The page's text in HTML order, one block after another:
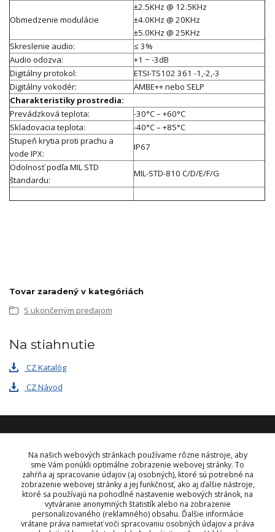
Obmedzenie modulácie
±2.5KHz @ 12.5KHz
±4.0KHz @ 20KHz
±5.0KHz @ 25KHz
Skreslenie audio:
≤ 3%
Audio odozva:
+1 ~ -3dB
Digitálny protokol:
ETSI-TS102 361 -1,-2,-3
Digitálny vokodér:
AMBE++ nebo SELP
Charakteristiky prostredia:
Prevádzková teplota:
-30°C – +60°C
Skladovacia teplota:
-40°C – +85°C
Stupeň krytia proti prachu a
vode IPX:
IP67
Odolnosť podľa MIL STD
štandardu:
MIL-STD-810 C/D/E/F/G
Tovar zaradený v kategóriách
S ukončeným predajom
Na stiahnutie
CZ Katalóg
CZ Návod
KONTAKT
OBJEDNÁVKY A INFORMÁCIE
+421 948 229 224
info@vysielacky.com
Na našich webových stránkach používame rôzne nástroje, aby
sme Vám ponúkli optimálne zobrazenie webovej stránky. To
zahŕňa aj spracovanie údajov (aj osobných), ktoré sú potrebné na
zobrazenie webovej stránky a jej funkčnosť, ako aj ďalšie nástroje,
ktoré sa používajú na pohodlné nastavenie webových stránok, na
vytváranie anonymných štatistík alebo na zobrazenie
personalizovaného (reklamného) obsahu. Ďalšie informácie
vrátane práva namietať voči spracovaniu osobných údajov a práva